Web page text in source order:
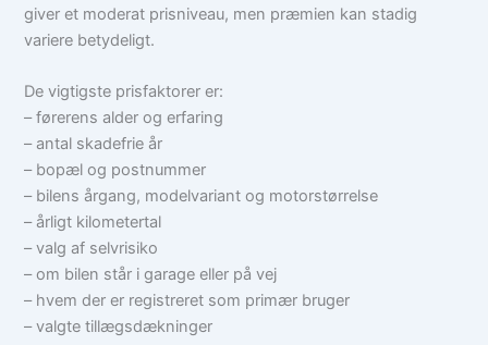
giver et moderat prisniveau, men præmien kan stadig
variere betydeligt.
De vigtigste prisfaktorer er:
– førerens alder og erfaring
– antal skadefrie år
– bopæl og postnummer
– bilens årgang, modelvariant og motorstørrelse
– årligt kilometertal
– valg af selvrisiko
– om bilen står i garage eller på vej
– hvem der er registreret som primær bruger
– valgte tillægsdækninger